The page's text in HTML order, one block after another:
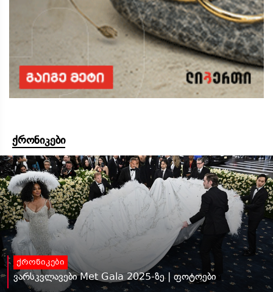
ქრონიკები
ქრონიკები
ვარსკვლავები Met Gala 2025-ზე | ფოტოები